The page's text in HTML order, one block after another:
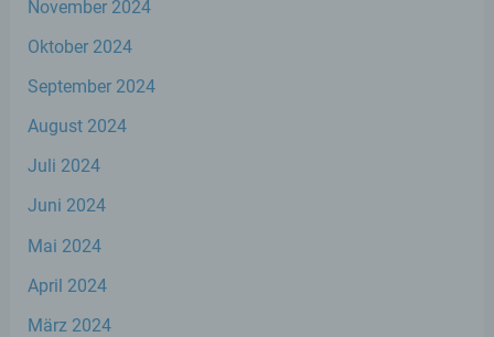
November 2024
Oktober 2024
September 2024
August 2024
Juli 2024
Juni 2024
Mai 2024
April 2024
März 2024
Verknüpfung, die Einschränkung, das
personenbezogener Daten mit dem Ziel,
e) Profiling